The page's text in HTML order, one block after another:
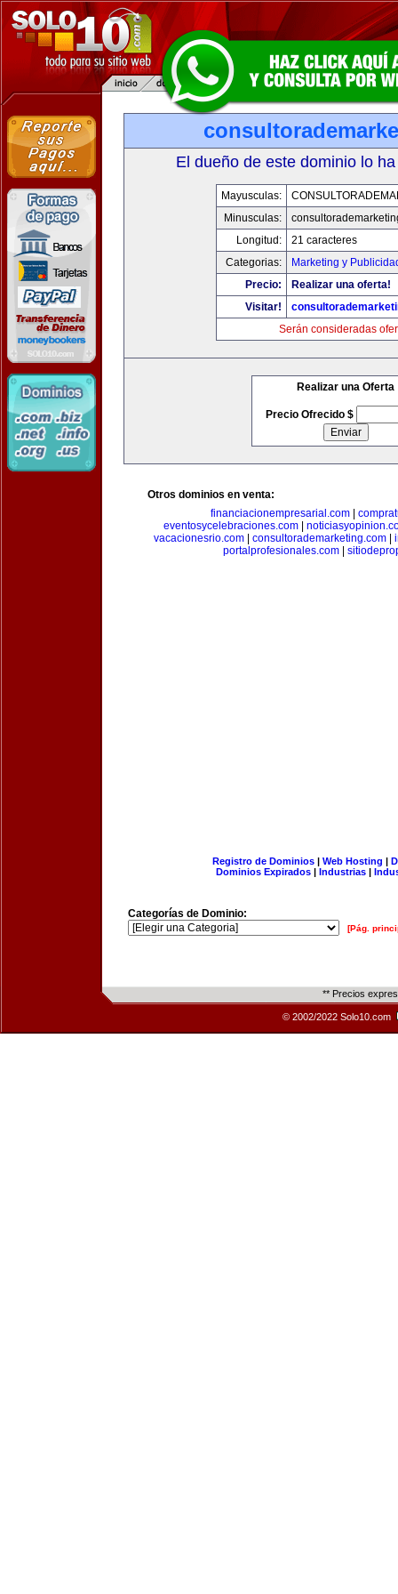
El dueño de este dominio lo
Mayusculas:
Minusculas:
Longitud:
21 caracteres
Categorias:
Marketing y
Precio:
Realizar una oferta!
Visitar!
Serán consideradas
Realizar una Oferta
Precio Ofrecido $
Otros dominios en venta:
financiacionempresarial.com|
eventosycelebraciones.com|
vacacionesrio.com
consultorademarketing.com
portalprofesionales.com|
Registro de Dominios| Web Hosting |
Dominios Expirados | Industrias |
Categorías de Dominio:
[Pág.
** Precios
© 2002/2022 Solo10.com